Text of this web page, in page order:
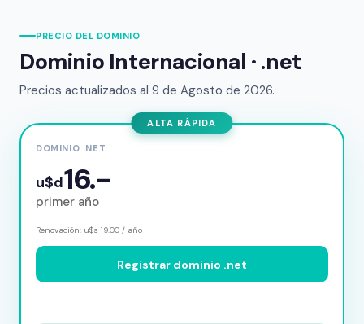
PRECIO DEL DOMINIO
Dominio Internacional · .net
Precios actualizados al 9 de Agosto de 2026.
ALTA RÁPIDA
DOMINIO .NET
u$d16.-
primer año
Renovación: u$s 19.00 / año
Registrar dominio .net